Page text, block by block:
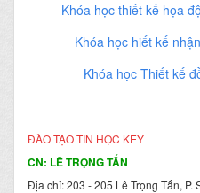
Khóa học thiết kế họa
Khóa học hiết kế
Khóa học Thiết kế
ĐÀO TẠO TIN HỌC KEY
CN: LÊ TRỌNG TẤN
Địa chỉ: 203 - 205 Lê Trọng Tấn, P.